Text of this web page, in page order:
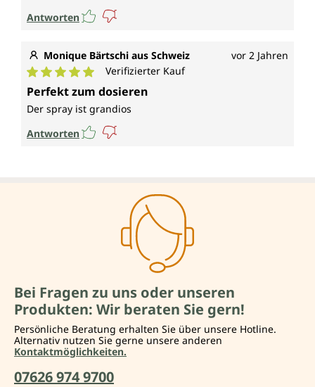
Antworten
Monique Bärtschi aus Schweiz vor 2 Jahren
Durchschnittliche Bewertung von 5 von 5 Sternen
Verifizierter Kauf
Perfekt zum dosieren
Der spray ist grandios
Antworten
Bei Fragen zu uns oder unseren
Produkten: Wir beraten Sie gern!
Persönliche Beratung erhalten Sie über unsere Hotline.
Alternativ nutzen Sie gerne unsere anderen
Kontaktmöglichkeiten.
07626 974 9700